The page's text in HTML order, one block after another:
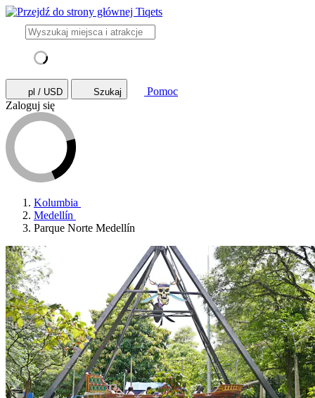
pl / USD Szukaj
Pomoc
Zaloguj się
Kolumbia
Medellín
Parque Norte Medellín